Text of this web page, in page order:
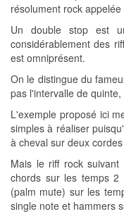
résolument rock appelée
Un double stop est
considérablement des
est omniprésent.
On le distingue du
pas l'intervalle de
L'exemple proposé ici
simples à réaliser
à cheval sur deux
Mais le riff rock
chords sur les temps
(palm mute) sur les
single note et hammers